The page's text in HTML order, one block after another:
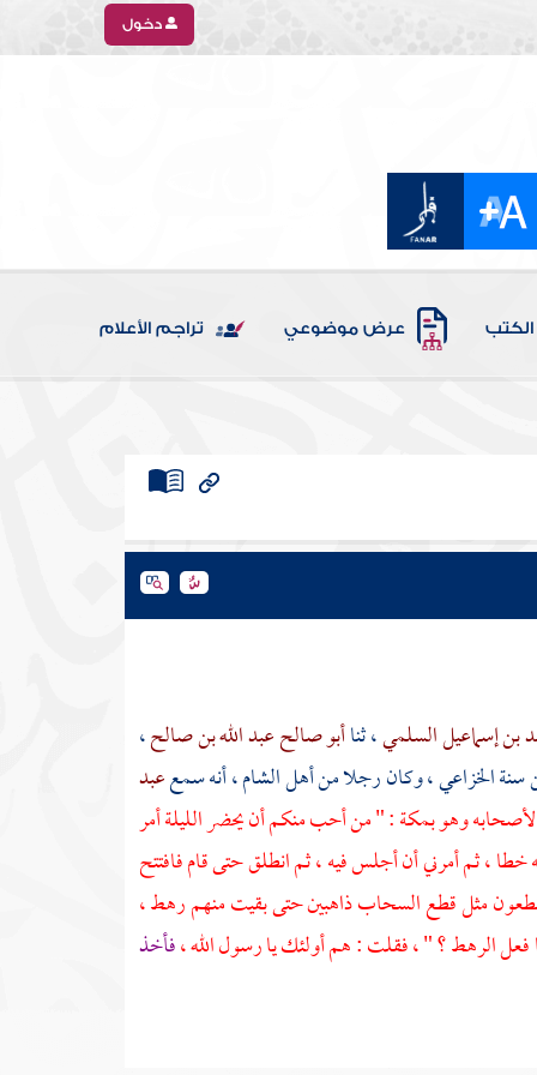
دخول
الكتب عرض موضوعي تراجم الأعلام
بن إسماعيل السلمي، ثناأبو صالح عبد الله بن صالح،
سنة الخزاعي، وكان رجلا من أهلالشام، أنه سمععبد
لأصحابه وهوبمكة: " من أحب منكم أن يحضر الليلة أمر
، ثم أمرني أن أجلس فيه ، ثم انطلق حتى قام فافتتح
مثل قطع السحاب ذاهبين حتى بقيت منهم رهط ،
فعل الرهط ؟ " ، فقلت : هم أولئك يا رسول الله ،فأخذ